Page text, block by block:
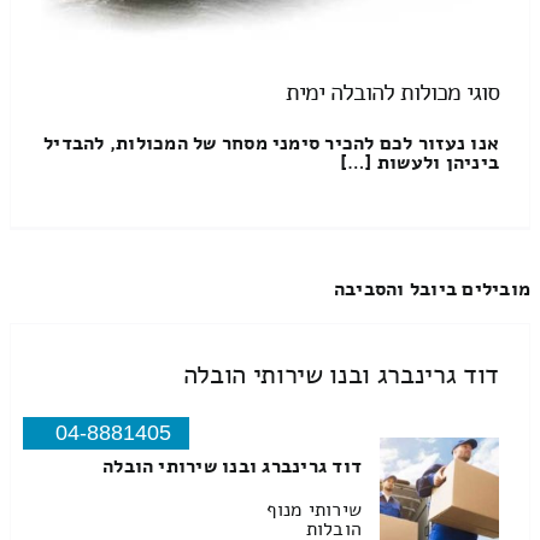
סוגי מכולות להובלה ימית
אנו נעזור לכם להכיר סימני מסחר של המכולות, להבדיל
ביניהן ולעשות […]
מובילים ביובל והסביבה
דוד גרינברג ובנו שירותי הובלה
04-8881405
דוד גרינברג ובנו שירותי הובלה
שירותי מנוף
הובלות